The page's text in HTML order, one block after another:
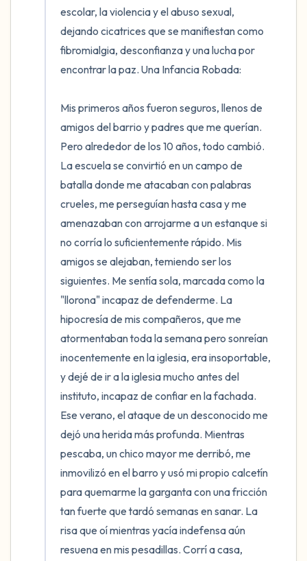
escolar, la violencia y el abuso sexual,
dejando cicatrices que se manifiestan como
fibromialgia, desconfianza y una lucha por
encontrar la paz. Una Infancia Robada:
Mis primeros años fueron seguros, llenos de
amigos del barrio y padres que me querían.
Pero alrededor de los 10 años, todo cambió.
La escuela se convirtió en un campo de
batalla donde me atacaban con palabras
crueles, me perseguían hasta casa y me
amenazaban con arrojarme a un estanque si
no corría lo suficientemente rápido. Mis
amigos se alejaban, temiendo ser los
siguientes. Me sentía sola, marcada como la
"llorona" incapaz de defenderme. La
hipocresía de mis compañeros, que me
atormentaban toda la semana pero sonreían
inocentemente en la iglesia, era insoportable,
y dejé de ir a la iglesia mucho antes del
instituto, incapaz de confiar en la fachada.
Ese verano, el ataque de un desconocido me
dejó una herida más profunda. Mientras
pescaba, un chico mayor me derribó, me
inmovilizó en el barro y usó mi propio calcetín
para quemarme la garganta con una fricción
tan fuerte que tardó semanas en sanar. La
risa que oí mientras yacía indefensa aún
resuena en mis pesadillas. Corrí a casa,